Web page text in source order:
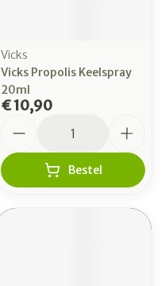
Vicks
Vicks Propolis Keelspray
20ml
€ 10,90
Bestel